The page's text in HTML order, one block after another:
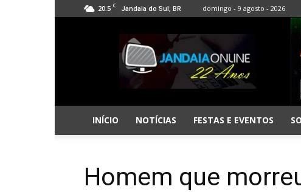
20.5 C Jandaia do Sul, BR domingo - 9 agosto - 2026
Jandaia
Online
INÍCIO NOTÍCIAS FESTAS E EVENTOS
Homem que